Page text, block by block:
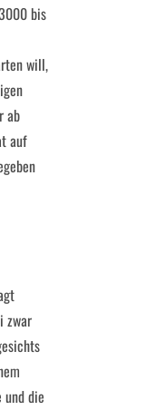
bis
will,
ab
auf
zwar
die